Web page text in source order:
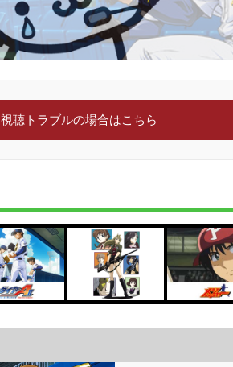
視聴トラブルの場合はこちら